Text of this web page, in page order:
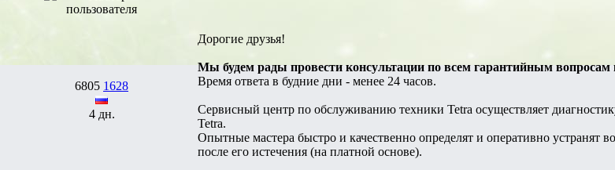
6805 1628
4 дн.
Дорогие друзья!
Мы будем рады провести консультации по всем гарантийным
Время ответа в будние дни - менее 24 часов.
Сервисный центр по обслуживанию техники Tetra осуществляет
Tetra.
Опытные мастера быстро и качественно определят и оперативно устранят
после его истечения (на платной основе).